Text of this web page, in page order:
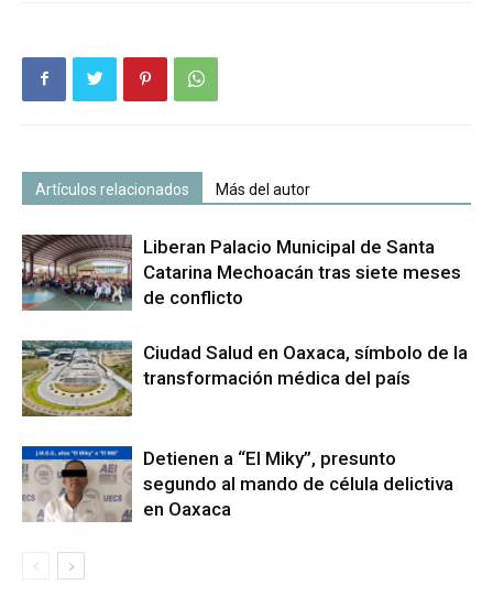
Artículos relacionados Más del autor
Liberan Palacio Municipal de Santa
Catarina Mechoacán tras siete meses
de conflicto
Ciudad Salud en Oaxaca, símbolo de la
transformación médica del país
Detienen a “El Miky”, presunto
segundo al mando de célula delictiva
en Oaxaca